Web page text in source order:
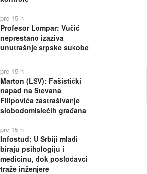
pre 15 h
Profesor Lompar: Vučić
neprestano izaziva
unutrašnje srpske sukobe
pre 15 h
Marton (LSV): Fašistički
napad na Stevana
Filipovića zastrašivanje
slobodomislećih građana
pre 15 h
Infostud: U Srbiji mladi
biraju psihologiju i
medicinu, dok poslodavci
traže inženjere